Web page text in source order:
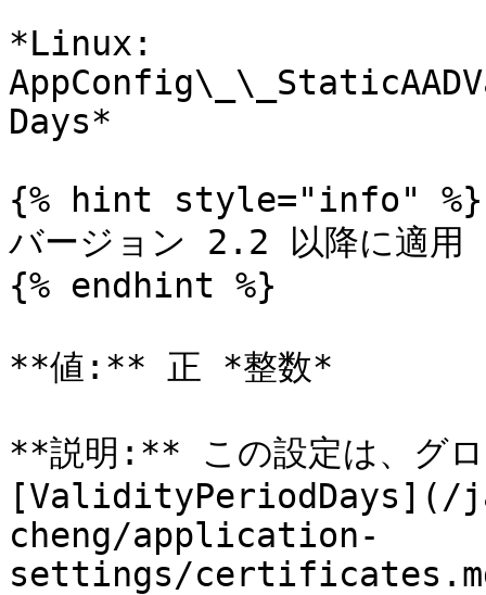
*Linux:
Days*
{% hint style="info" %}
バージョン 2.2 以降に適用
{% endhint %}
**値:** 正 *整数*
**説明:** この設定は、グロ
[ValidityPeriodDays](/
cheng/application-
settings/